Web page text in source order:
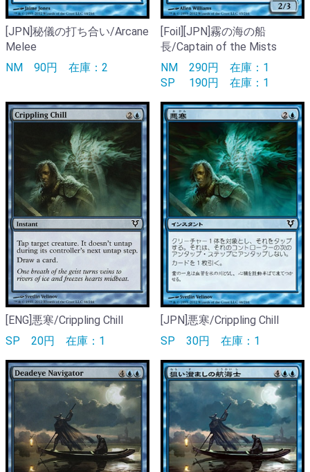
[JPN]秘儀の打ち合い/Arcane
Melee
NM 90円 在庫：2
[Foil][JPN]霧の海の船
長/Captain of the Mists
NM 290円 在庫：1
SP
190円 在庫：1
[ENG]悪寒/Crippling Chill
SP 20円 在庫：1
[JPN]悪寒/Crippling Chill
SP 30円 在庫：1